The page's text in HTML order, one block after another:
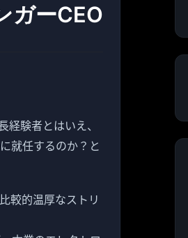
ガーCEO
験者とはいえ、
就任するのか？と
較的温厚なストリ